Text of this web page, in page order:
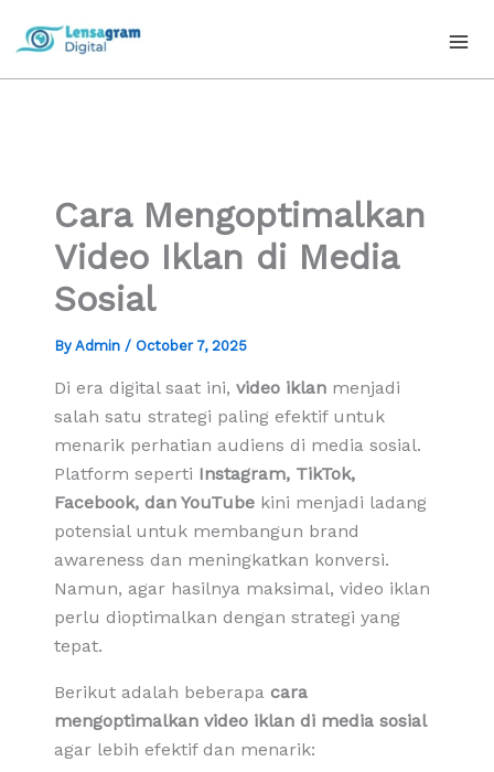
Cara Mengoptimalkan
Video Iklan di Media
Sosial
By Admin / October 7, 2025
Di era digital saat ini, video iklanmenjadi
salah satu strategi paling efektif untuk
menarik perhatian audiens di media sosial.
Platform seperti Instagram, TikTok,
Facebook, dan YouTubekini menjadi ladang
potensial untuk membangun brand
awareness dan meningkatkan konversi.
Namun, agar hasilnya maksimal, video iklan
perlu dioptimalkan dengan strategi yang
tepat.
Berikut adalah beberapa cara
mengoptimalkan video iklan di media sosial
agar lebih efektif dan menarik: